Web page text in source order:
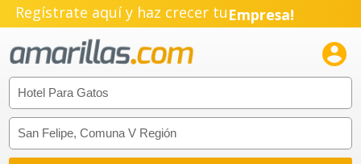
Regístrate aquí y haz crecer tuEmpresa!
Pyme!
Emprendimiento!
